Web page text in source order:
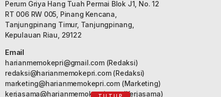
Perum Griya Hang Tuah Permai Blok J1, No. 12
RT 006 RW 005, Pinang Kencana,
Tanjungpinang Timur, Tanjungpinang,
Kepulauan Riau, 29122
Email
harianmemokepri@gmail.com(Redaksi)
redaksi@harianmemokepri.com(Redaksi)
marketing@harianmemokepri.com(Marketing)
kerjasama@harianmemokepri.com(Kerjasama)